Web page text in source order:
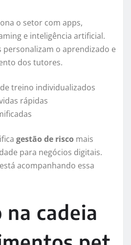
o setor com apps,
e inteligência artificial.
personalizam o aprendizado e
dos tutores.
treino individualizados
rápidas
gestão de risco mais
para negócios digitais.
acompanhando essa
na cadeia